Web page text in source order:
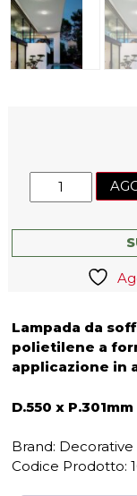
Lampada
da
Smash_S65
Lampada da
polietilene a
applicazione in
D.550 x P.301mm
Brand: Decorative
Codice Prodotto: